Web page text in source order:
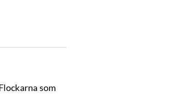
som